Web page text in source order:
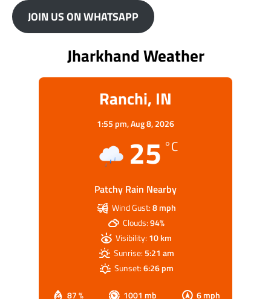
JOIN US ON WHATSAPP
Jharkhand Weather
Ranchi, IN
1:55 pm,Aug 8, 2026
25 °C
Patchy Rain Nearby
87 % 1001 mb 6 mph
Wind Gust:8 mph
Clouds:94%
Visibility:10 km
Sunrise:5:21 am
Sunset:6:26 pm